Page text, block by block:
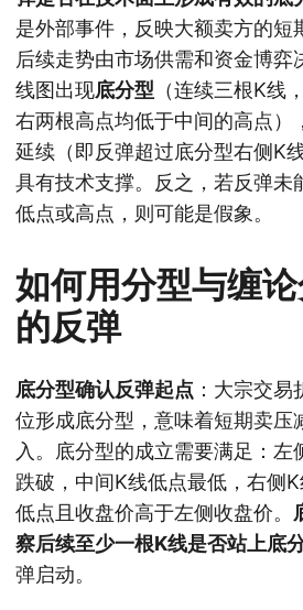
是外部事件，反映大额卖方的短
后续走势由市场供需和资金博弈
线图出现底分型 （连续三根K线
右两根高点均低于中间的高点）
延续（即反弹超过底分型右侧K
具有技术支撑。反之，若反弹未
低点或高点，则可能是假象。
如何用分型与缠
的反弹
底分型确认反弹起点 ：大宗交
位形成底分型，意味着短期卖压
入。底分型的成立需要满足：左
跌破，中间K线低点最低，右侧
低点且收盘价高于左侧收盘价。
察后续至少一根K线是否站上底
弹启动。